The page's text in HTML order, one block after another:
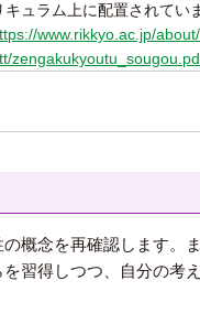
キュラム上に配置されてい
www.rikkyo.ac.jp/
概念を再確認します
習得しつつ、自分の